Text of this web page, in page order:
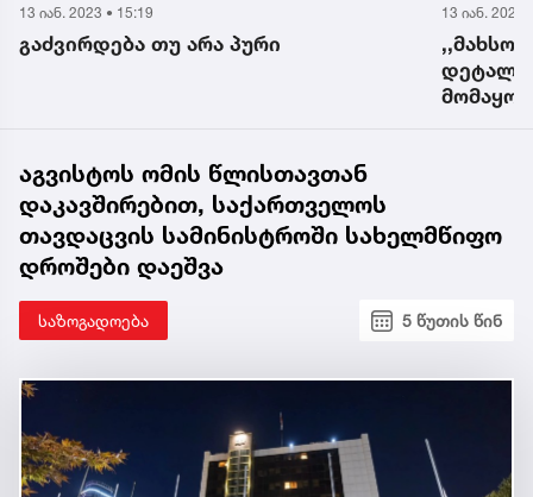
13 იან. 2023 • 16:26
,,მახსოვს, ერთი მნიშვნელოვანი
13 იან. 2023
აგვისტოს ომის წლისთავთან
დაკავშირებით, საქართველოს
თავდაცვის სამინისტროში სახელმწიფო
დროშები დაეშვა
საზოგადოება 5 წუთის წინ